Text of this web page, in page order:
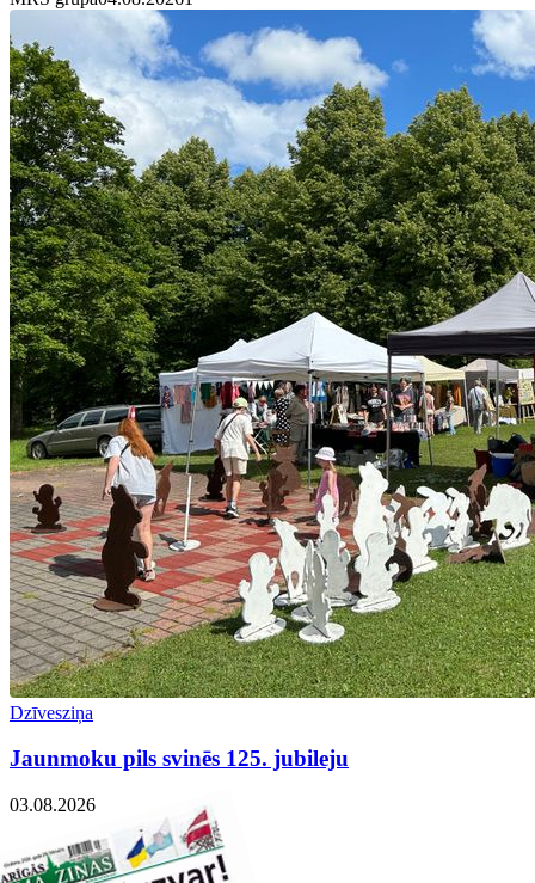
Dzīvesziņa
Jaunmoku pils svinēs 125. jubileju
03.08.2026